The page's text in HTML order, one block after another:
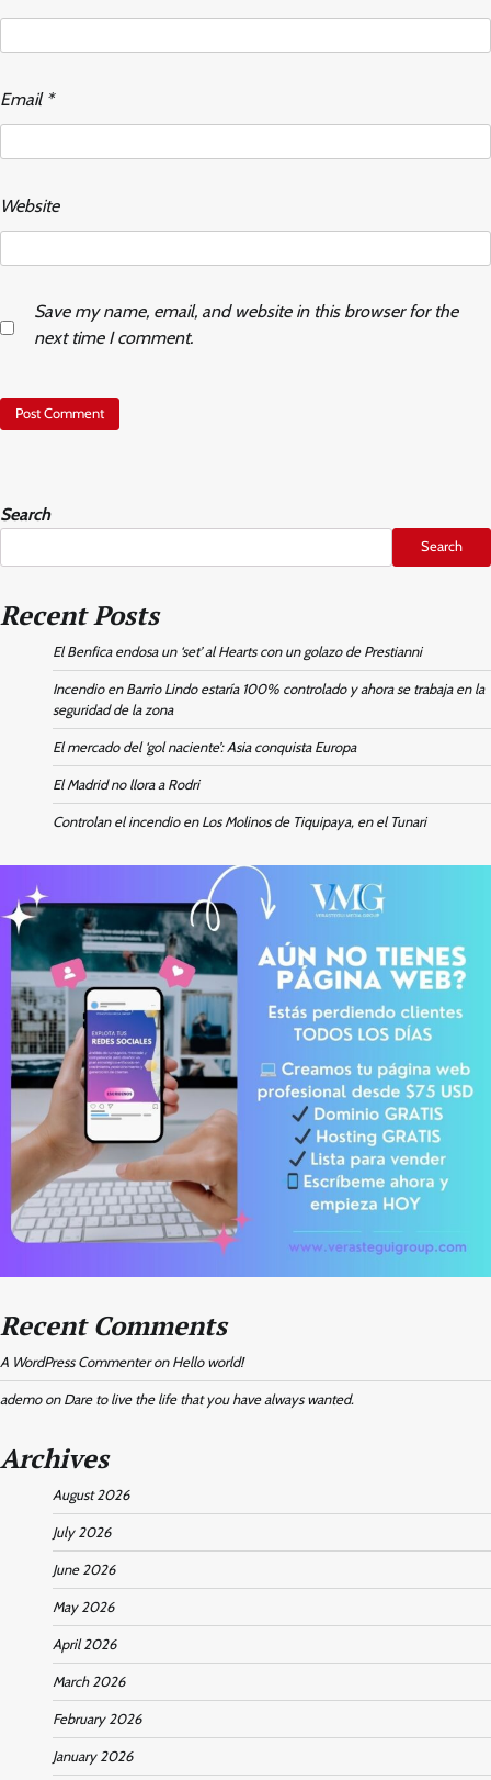
Email *
Website
Save my name, email, and website in this browser for the
next time I comment.
Search
Search
Recent Posts
El Benfica endosa un ‘set’ al Hearts con un golazo de Prestianni
Incendio en Barrio Lindo estaría 100% controlado y ahora se trabaja en la
seguridad de la zona
El mercado del ‘gol naciente’: Asia conquista Europa
El Madrid no llora a Rodri
Controlan el incendio en Los Molinos de Tiquipaya, en el Tunari
Recent Comments
A WordPress Commenteron Hello world!
ademoon Dare to live the life that you have always wanted.
Archives
August 2026
July 2026
June 2026
May 2026
April 2026
March 2026
February 2026
January 2026